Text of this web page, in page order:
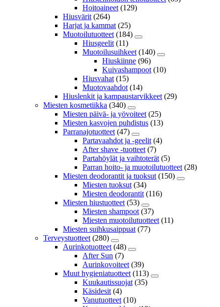
Hoitoaineet (129)
Hiusvärit (264)
Harjat ja kammat (25)
Muotoilutuotteet (184)
Hiusgeelit (11)
Muotoilusuihkeet (140)
Hiuskiinne (96)
Kuivashampoot (10)
Hiusvahat (15)
Muotovaahdot (14)
Hiuslenkit ja kampaustarvikkeet (29)
Miesten kosmetiikka (340)
Miesten päivä- ja yövoiteet (25)
Miesten kasvojen puhdistus (13)
Parranajotuotteet (47)
Partavaahdot ja -geelit (4)
After shave -tuotteet (7)
Partahöylät ja vaihtoterät (5)
Parran hoito- ja muotoilutuotteet (28)
Miesten deodorantit ja tuoksut (150)
Miesten tuoksut (34)
Miesten deodorantit (116)
Miesten hiustuotteet (53)
Miesten shampoot (37)
Miesten muotoilutuotteet (11)
Miesten suihkusaippuat (77)
Terveystuotteet (280)
Aurinkotuotteet (48)
After Sun (7)
Aurinkovoiteet (39)
Muut hygieniatuotteet (113)
Kuukautissuojat (35)
Käsidesit (4)
Vanutuotteet (10)